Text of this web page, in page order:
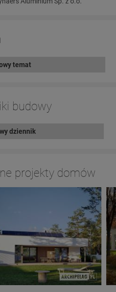
temat
budowy
dziennik
projekty domów